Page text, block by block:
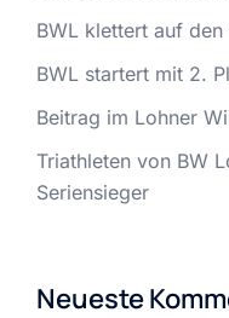
BWL klettert auf
BWL startert mit 2.
Beitrag im Lohner
Triathleten von BW
Seriensieger
Neueste